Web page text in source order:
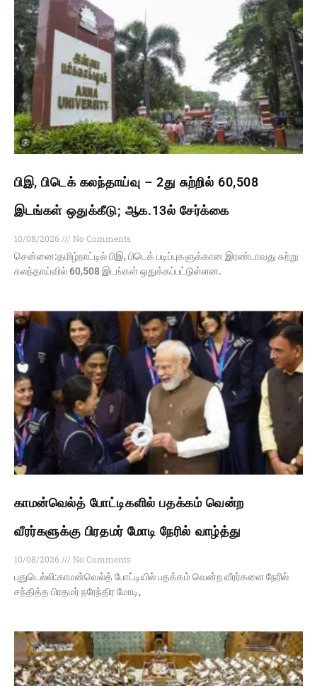
பிஇ, பிடெக் கலந்தாய்வு – 2து சுற்றில் 60,508
இடங்கள் ஒதுக்கீடு; ஆக.13ல் சேர்க்கை
10/08/2026
No Comments
சென்னை:தமிழ்நாட்டில் பிஇ, பிடெக் படிப்புகளுக்கான இரண்டாவது சுற்று
கலந்தாய்வில் 60,508 இடங்கள் ஒதுக்கப்பட்டுள்ளன.
காமன்வெல்த் போட்டிகளில் பதக்கம் வென்ற
வீரர்களுக்கு பிரதமர் மோடி நேரில் வாழ்த்து
10/08/2026
No Comments
புதுடெல்லி:காமன்வெல்த் போட்டியில் பதக்கம் வென்ற வீரர்களை நேரில்
சந்தித்த பிரதமர் நரேந்திர மோடி,